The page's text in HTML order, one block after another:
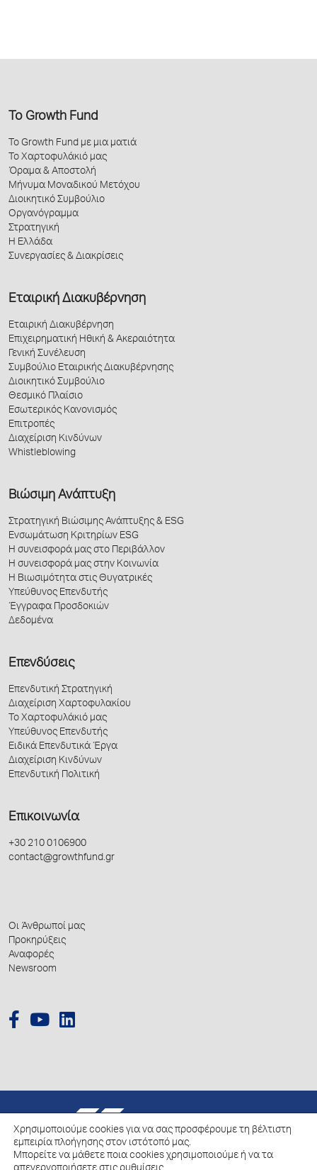
Το Growth Fund
Το Growth Fund με μια ματιά
Το Χαρτοφυλάκιό μας
Όραμα & Αποστολή
Μήνυμα Μοναδικού Μετόχου
Διοικητικό Συμβούλιο
Οργανόγραμμα
Στρατηγική
Η Ελλάδα
Συνεργασίες & Διακρίσεις
Εταιρική Διακυβέρνηση
Εταιρική Διακυβέρνηση
Επιχειρηματική Ηθική & Ακεραιότητα
Γενική Συνέλευση
Συμβούλιο Εταιρικής Διακυβέρνησης
Διοικητικό Συμβούλιο
Θεσμικό Πλαίσιο
Εσωτερικός Κανονισμός
Επιτροπές
Διαχείριση Κινδύνων
Whistleblowing
Βιώσιμη Ανάπτυξη
Στρατηγική Βιώσιμης Ανάπτυξης & ESG
Ενσωμάτωση Κριτηρίων ESG
Η συνεισφορά μας στο Περιβάλλον
Η συνεισφορά μας στην Κοινωνία
Η Βιωσιμότητα στις Θυγατρικές
Υπεύθυνος Επενδυτής
Έγγραφα Προσδοκιών
Δεδομένα
Επενδύσεις
Επενδυτική Στρατηγική
Διαχείριση Χαρτοφυλακίου
Το Χαρτοφυλάκιό μας
Υπεύθυνος Επενδυτής
Ειδικά Επενδυτικά Έργα
Διαχείριση Κινδύνων
Επενδυτική Πολιτική
Επικοινωνία
+30 210 0106900
contact@growthfund.gr
Οι Άνθρωποί μας
Προκηρύξεις
Αναφορές
Newsroom
© 2026 Hellenic Growth Fund.
Πολιτική για την επεξεργασία των Δεδομένων Προσωπικού Χαρακτήρα
Χρησιμοποιούμε cookies για να σας προσφέρουμε τη βέλτιστη
εμπειρία πλοήγησης στον ιστότοπό μας.
Μπορείτε να μάθετε ποια cookies χρησιμοποιούμε ή να τα